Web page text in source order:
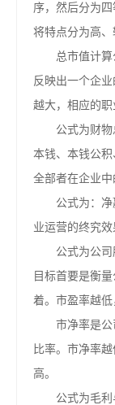
序，然后分为
将特点分为高、
总市值计算
反映出一个企
越大，相应的职
公式为财物
本钱、本钱公
全部者在企业中
公式为：净
业运营的终究效
公式为公司
目标首要是衡
着。市盈率越低
市净率是公
比率。市净率
高。
公式为毛利